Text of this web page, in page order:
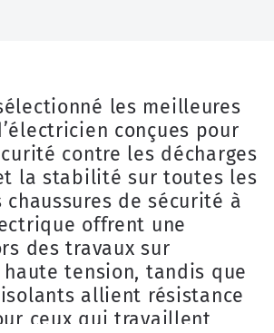
les meilleures
conçues pour
contre les décharges
la stabilité sur toutes les
chaussures de sécurité à
offrent une
des travaux sur
tension, tandis que
allient résistance
ceux qui travaillent